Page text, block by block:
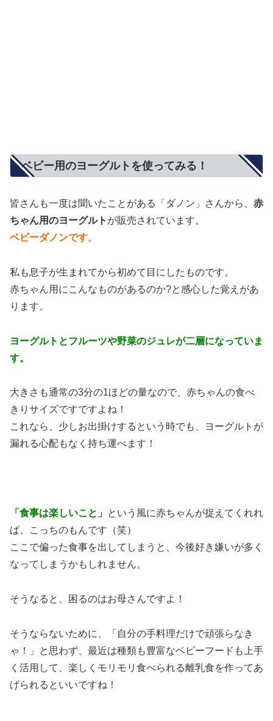
ベビー用のヨーグルトを使ってみる！
皆さんも一度は聞いたことがある「ダノン」さんから、 赤
ちゃん用のヨーグルト が販売されています。
ベビーダノンです。
私も息子が生まれてから初めて目にしたものです。
赤ちゃん用にこんなものがあるのか?と感心した覚えがあ
ります。
ヨーグルトとフルーツや野菜のジュレが二層になっていま
す。
大きさも通常の3分の1ほどの量なので、赤ちゃんの食べ
きりサイズですですよね！
これなら、少しお出掛けするという時でも、ヨーグルトが
漏れる心配もなく持ち運べます！
「食事は楽しいこと」 という風に赤ちゃんが捉えてくれれ
ば、こっちのもんです（笑）
ここで偏った食事を出してしまうと、今後好き嫌いが多く
なってしまうかもしれません。
そうなると、困るのはお母さんですよ！
そうならないために、「自分の手料理だけで頑張らなき
ゃ！」と思わず、最近は種類も豊富なベビーフードも上手
く活用して、楽しくモリモリ食べられる離乳食を作ってあ
げられるといいですね！